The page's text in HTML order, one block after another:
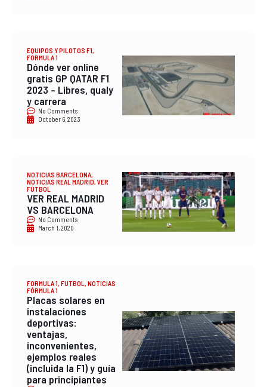
EQUIPOS Y PILOTOS F1,
FORMULA 1
Dónde ver online
gratis GP QATAR F1
2023 – Libres, qualy
y carrera
No Comments
October 6, 2023
NOTICIAS BARCELONA,
NOTICIAS REAL MADRID, VER
FÚTBOL
VER REAL MADRID
VS BARCELONA
No Comments
March 1, 2020
FORMULA 1, FUTBOL, NOTICIAS
FÓRMULA 1
Placas solares en
instalaciones
deportivas:
ventajas,
inconvenientes,
ejemplos reales
(incluida la F1) y guía
para principiantes